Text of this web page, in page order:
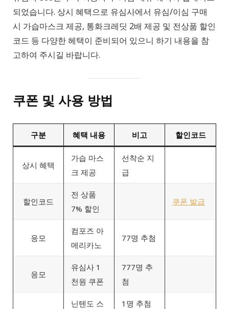
되었습니다. 상시 혜택으로 유심사에서 유심/이심 구매
시 가습마스크 제공, 통화크레딧 2배 제공 및 전상품 할인
코드 등 다양한 헤택이 준비되어 있으니 하기 내용을 참
고하여 주시길 바랍니다.
쿠폰 및 사용 방법
구분 혜택 내용 비고 할인코드
상시 혜택
가습 마스
크 제공
선착순 지
급
할인코드
전 상품
7% 할인
쿠폰 발급
응모
컴포즈 아
메리카노
77명 추첨
응모
유심사 1
천원 쿠폰
777명 추
첨
닌텐도 스
1명 추첨